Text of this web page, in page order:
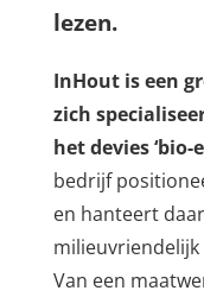
lezen.
InHout is een
zich
het devies ‘bio-
bedrijf
en hanteert
Van een